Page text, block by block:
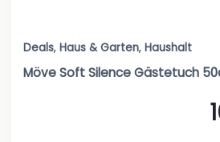
Deals, Haus & Garten, Haushalt
Möve Soft Silence Gästetuch